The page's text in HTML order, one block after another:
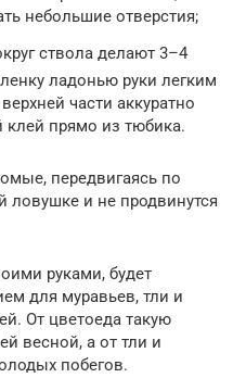
небольшие отверстия;
ствола делают 3–4
ладонью руки легким
части аккуратно
клей прямо из тюбика.
передвигаясь по
ловушке и не продвинутся
руками, будет
для муравьев, тли и
От цветоеда такую
весной, а от тли и
побегов.